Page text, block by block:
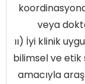
veya
ıı) İyi klinik
bilimsel ve etik
amacıyla